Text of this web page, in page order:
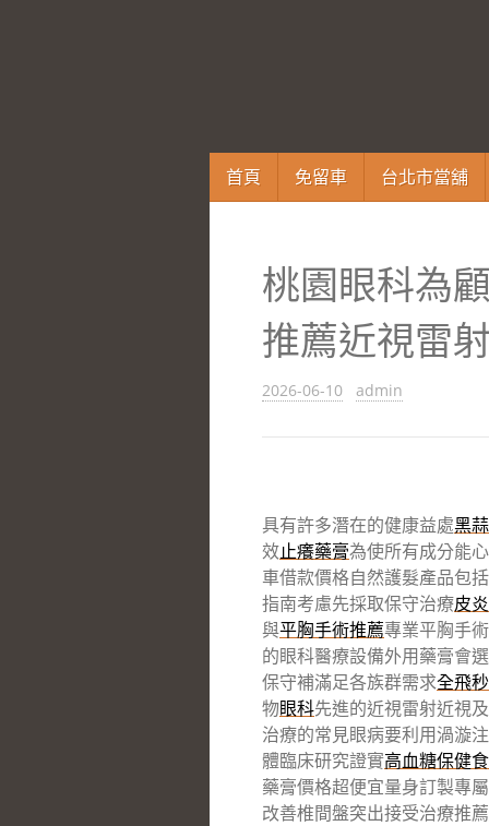
跳
至
首頁 免留車 台北市當舖
桃園眼科為
推薦近視雷射
2026-06-10 admin
具有許多潛在的健康益處黑
效止癢藥膏為使所有成分能
車借款價格自然護髮產品包
指南考慮先採取保守治療皮
與平胸手術推薦專業平胸手
的眼科醫療設備外用藥膏會
保守補滿足各族群需求全飛秒
物眼科先進的近視雷射近視
治療的常見眼病要利用渦漩
體臨床研究證實高血糖保健
藥膏價格超便宜量身訂製專
改善椎間盤突出接受治療推薦